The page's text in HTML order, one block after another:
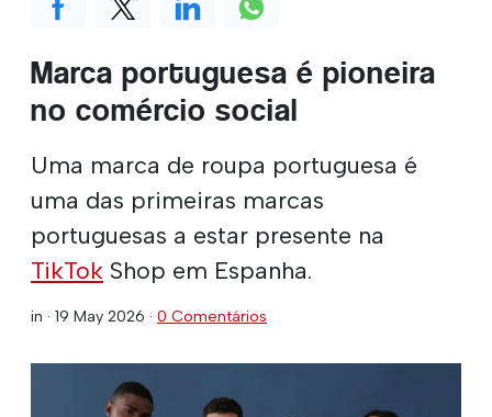
Marca portuguesa é pioneira
no comércio social
Uma marca de roupa portuguesa é
uma das primeiras marcas
portuguesas a estar presente na
TikTok Shop em Espanha.
in · 19 May 2026 · 0 Comentários